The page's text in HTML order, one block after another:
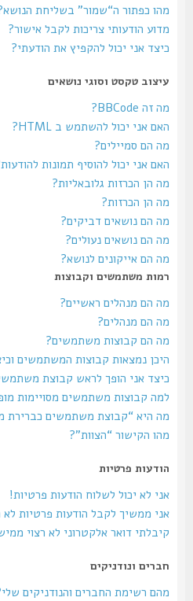
מהו כפתור ה“שמור” בשליחת הנושא?
מדוע הודעותי צריכות לקבל אישור?
כיצד אני יכול להקפיץ את הודעתי?
עיצוב טקסט וסוגי נושאים
מה זה BBCode?
האם אני יכול להשתמש ב HTML?
מה הם סמיילים?
האם אני יכול להוסיף תמונות להודעות?
מה הן הכרזות גלובאליות?
מה הן הכרזות?
מה הם נושאים דביקים?
מה הם נושאים נעולים?
מה הם אייקונים לנושא?
רמות משתמשים וקבוצות
מה הם מנהלים ראשיים?
מה הם מנהלים?
מה הם קבוצות משתמשים?
היכן נמצאות קבוצות המשתמשים וכיצד
כיצד אני הופך לראש קבוצת משתמשים?
למה קבוצות משתמשים מסויימות
מה היא “קבוצת משתמשים כברירת
מהו הקישור “הצוות”?
הודעות פרטיות
אני לא יכול לשלוח הודעות פרטיות!
אני ממשיך לקבל הודעות פרטיות לא
קיבלתי דואר אלקטרוני לא רצוי
חברים ונודניקים
מהם רשימת החברים והנודניקים שלי?